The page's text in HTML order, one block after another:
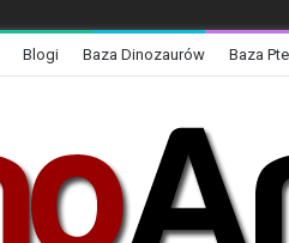
Blogi Baza Dinozaurów Baza